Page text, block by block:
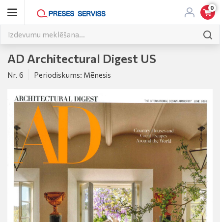
0
AD Architectural Digest US
Nr. 6 Periodiskums: Mēnesis